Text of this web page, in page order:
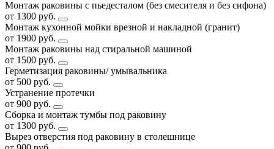
Монтаж раковины с пьедесталом (без смесителя и без сифона)
от 1300 руб.
Монтаж кухонной мойки врезной и накладной (гранит)
от 1900 руб.
Монтаж раковины над стиральной машиной
от 1500 руб.
Герметизация раковины/ умывальника
от 500 руб.
Устранение протечки
от 900 руб.
Сборка и монтаж тумбы под раковину
от 1300 руб.
Вырез отверстия под раковину в столешнице